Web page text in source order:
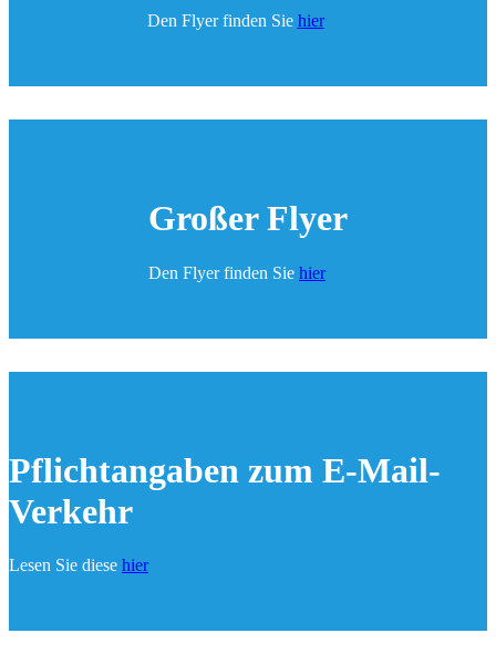
Den Flyer finden Sie hier
Großer Flyer
Den Flyer finden Sie hier
Pflichtangaben zum E-Mail-
Verkehr
Lesen Sie diese hier